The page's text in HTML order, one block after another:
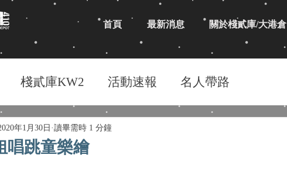
首頁 最新消息 關於棧貳庫/大港倉
棧貳庫KW2 活動速報 名人帶路
唱跳童樂繪
年1月30日 讀畢需時 1 分鐘